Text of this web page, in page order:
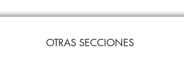
OTRAS SECCIONES